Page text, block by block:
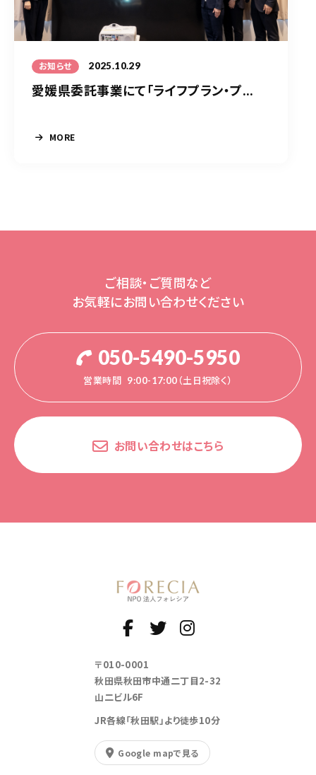
お知らせ 2025.10.29
愛媛県委託事業にて「ライフプラン・プ...
MORE
ご相談・ご質問など
お気軽にお問い合わせください
050-5490-5950
営業時間 9:00-17:00（土日祝除く）
お問い合わせはこちら
〒010-0001
秋田県秋田市中通二丁目2-32
山二ビル6F
JR各線「秋田駅」より徒歩10分
Google mapで見る